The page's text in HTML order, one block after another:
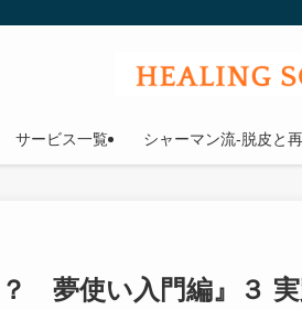
サービス一覧 シャーマン流-脱皮と
夢使い入門編』３